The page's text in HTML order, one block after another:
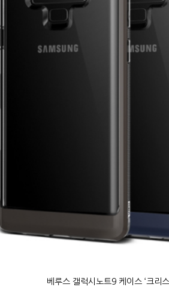
베루스 갤럭시노트9 케이스 ‘크리